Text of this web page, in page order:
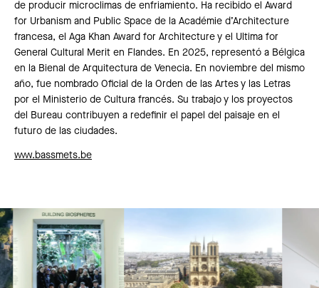
de producir microclimas de enfriamiento. Ha recibido el Award
for Urbanism and Public Space de la Académie d’Architecture
francesa, el Aga Khan Award for Architecture y el Ultima for
General Cultural Merit en Flandes. En 2025, representó a Bélgica
en la Bienal de Arquitectura de Venecia. En noviembre del mismo
año, fue nombrado Oficial de la Orden de las Artes y las Letras
por el Ministerio de Cultura francés. Su trabajo y los proyectos
del Bureau contribuyen a redefinir el papel del paisaje en el
futuro de las ciudades.
www.bassmets.be